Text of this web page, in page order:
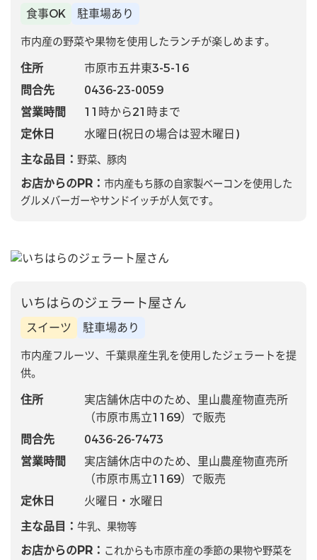
食事OK 駐車場あり
市内産の野菜や果物を使用したランチが楽しめます。
住所
市原市五井東3-5-16
問合先
0436-23-0059
営業時間
11時から21時まで
定休日
水曜日(祝日の場合は翌木曜日)
主な品目： 野菜、豚肉
お店からのPR： 市内産もち豚の自家製ベーコンを使用した
グルメバーガーやサンドイッチが人気です。
いちはらのジェラート屋さん
スイーツ 駐車場あり
市内産フルーツ、千葉県産生乳を使用したジェラートを提
供。
住所
実店舗休店中のため、里山農産物直売所
（市原市馬立1169）で販売
問合先
0436-26-7473
営業時間
実店舗休店中のため、里山農産物直売所
（市原市馬立1169）で販売
定休日
火曜日・水曜日
主な品目： 牛乳、果物等
お店からのPR： これからも市原市産の季節の果物や野菜を